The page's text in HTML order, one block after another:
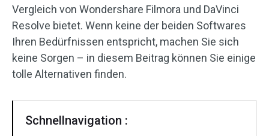
Videoeffekte
Videofarbe
Drehen/Spiegeln
Stapelverarbeitung
Ohne Wasserzeichen
Vergleich von Wondershare Filmora und DaVinci
Resolve bietet. Wenn keine der beiden Softwares
Ihren Bedürfnissen entspricht, machen Sie sich
keine Sorgen – in diesem Beitrag können Sie einige
tolle Alternativen finden.
Schnellnavigation :